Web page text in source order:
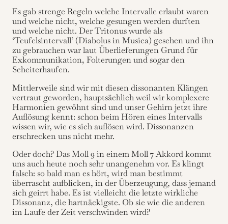
Es gab strenge Regeln welche Intervalle erlaubt waren
und welche nicht, welche gesungen werden durften
und welche nicht. Der Tritonus wurde als
‘Teufelsintervall’ (Diabolus in Musica) gesehen und ihn
zu gebrauchen war laut Überlieferungen Grund für
Exkommunikation, Folterungen und sogar den
Scheiterhaufen.
Mittlerweile sind wir mit diesen dissonanten Klängen
vertraut geworden, hauptsächlich weil wir komplexere
Harmonien gewöhnt sind und unser Gehirn jetzt ihre
Auflösung kennt: schon beim Hören eines Intervalls
wissen wir, wie es sich auflösen wird. Dissonanzen
erschrecken uns nicht mehr.
Oder doch? Das Moll 9 in einem Moll 7 Akkord kommt
uns auch heute noch sehr unangenehm vor. Es klingt
falsch: so bald man es hört, wird man bestimmt
überrascht aufblicken, in der Überzeugung, dass jemand
sich geirrt habe. Es ist vielleicht die letzte wirkliche
Dissonanz, die hartnäckigste. Ob sie wie die anderen
im Laufe der Zeit verschwinden wird?